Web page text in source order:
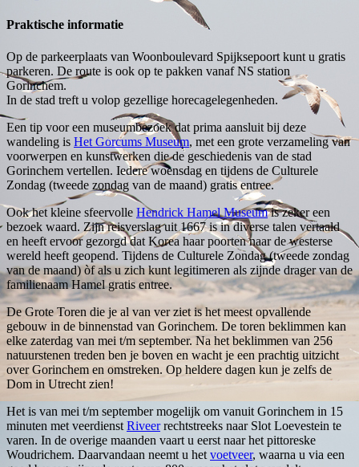
Praktische informatie
Op de parkeerplaats van Woonboulevard Spijksepoort kunt u gratis
parkeren. De route is ook op te pakken vanaf NS station
Gorinchem.
In de stad treft u volop gezellige horecagelegenheden.
Een tip voor een museumbezoek dat prima aansluit bij deze
wandeling is Het Gorcums Museum, met een grote verzameling van
voorwerpen en kunstwerken die de geschiedenis van de stad
Gorinchem vertellen. Iedere woensdag en tijdens de Culturele
Zondag (tweede zondag van de maand) gratis entree.
Ook het kleine sfeervolle Hendrick Hamel Museumis zeker een
bezoek waard. Zijn reisverslag uit 1667 is in diverse talen vertaald
en heeft ervoor gezorgd dat Korea haar poorten naar de westerse
wereld heeft geopend. Tijdens de Culturele Zondag (tweede zondag
van de maand) òf als u zich kunt legitimeren als zijnde drager van de
familienaam Hamel gratis entree.
De Grote Toren die je al van ver ziet is het meest opvallende
gebouw in de binnenstad van Gorinchem. De toren beklimmen kan
elke zaterdag van mei t/m september. Na het beklimmen van 256
natuurstenen treden ben je boven en wacht je een prachtig uitzicht
over Gorinchem en omstreken. Op heldere dagen kun je zelfs de
Dom in Utrecht zien!
Het is van mei t/m september mogelijk om vanuit Gorinchem in 15
minuten met veerdienst Riveerrechtstreeks naar Slot Loevestein te
varen. In de overige maanden vaart u eerst naar het pittoreske
Woudrichem. Daarvandaan neemt u het voetveer, waarna u via een